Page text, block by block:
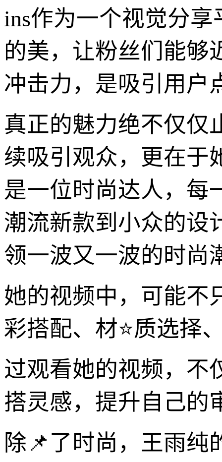
ins作为一个视觉分
的美，让粉丝们能够
冲击力，是吸引用户
真正的魅力绝不仅仅
续吸引观众，更在于
是一位时尚达人，每
潮流新款到小众的设
领一波又一波的时尚
她的视频中，可能不
彩搭配、材⭐质选择
过观看她的视频，不
搭灵感，提升自己的
除📌了时尚，王雨纯